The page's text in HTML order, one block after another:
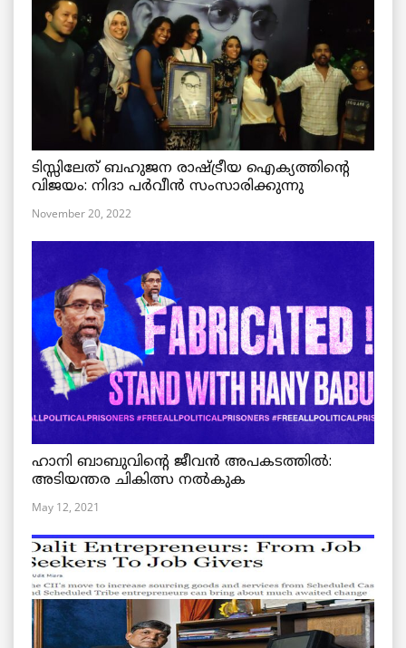
ടിസ്സിലേത് ബഹുജന രാഷ്ട്രീയ ഐക്യത്തിന്റെ
വിജയം: നിദാ പർവീൻ സംസാരിക്കുന്നു
November 20, 2022
ഹാനി ബാബുവിന്റെ ജീവൻ അപകടത്തിൽ:
അടിയന്തര ചികിത്സ നൽകുക
May 12, 2021